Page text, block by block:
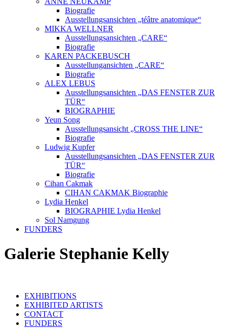
Biografie
Ausstellungsansichten „téâtre anatomique“
MIKKA WELLNER
Ausstellungsansichten „CARE“
Biografie
KAREN PACKEBUSCH
Ausstellungansichten „CARE“
Biografie
ALEX LEBUS
Ausstellungsansichten „DAS FENSTER ZUR
TÜR“
BIOGRAPHIE
Yeun Song
Ausstellungsansicht „CROSS THE LINE“
Biografie
Ludwig Kupfer
Ausstellungsansichten „DAS FENSTER ZUR
TÜR“
Biografie
Cihan Cakmak
CIHAN CAKMAK Biographie
Lydia Henkel
BIOGRAPHIE Lydia Henkel
Sol Namgung
FUNDERS
Galerie Stephanie Kelly
EXHIBITIONS
EXHIBITED ARTISTS
CONTACT
FUNDERS